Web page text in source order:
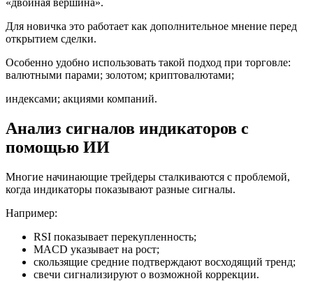
«двойная вершина».
Для новичка это работает как дополнительное мнение перед
открытием сделки.
Особенно удобно использовать такой подход при торговле:
валютными парами; золотом; криптовалютами;
индексами; акциями компаний.
Анализ сигналов индикаторов с
помощью ИИ
Многие начинающие трейдеры сталкиваются с проблемой,
когда индикаторы показывают разные сигналы.
Например:
RSI показывает перекупленность;
MACD указывает на рост;
скользящие средние подтверждают восходящий тренд;
свечи сигнализируют о возможной коррекции.